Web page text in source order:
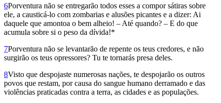
6Porventura não se entregarão todos esses a compor sátiras sobre
ele, a causticá-lo com zombarias e alusões picantes e a dizer: Ai
daquele que amontoa o bem alheio! – Até quando? – E do que
acumula sobre si o peso da dívida!*
7Porventura não se levantarão de repente os teus credores, e não
surgirão os teus opressores? Tu te tornarás presa deles.
8Visto que despojaste numerosas nações, te despojarão os outros
povos que restam, por causa do sangue humano derramado e das
violências praticadas contra a terra, as cidades e as populações.